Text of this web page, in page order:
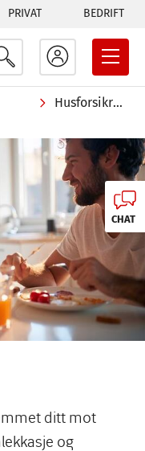
Tabs
PRIVAT BEDRIFT
Husforsikring
ditt mot
og
CHAT